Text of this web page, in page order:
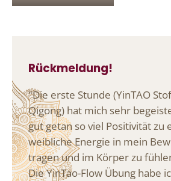
Rückmeldung!
"Die erste Stunde (YinTAO
Qigong) hat mich sehr
gut getan so viel Positivität zu
weibliche Energie in mein
tragen und im Körper zu
Die YinTao-Flow Übung habe